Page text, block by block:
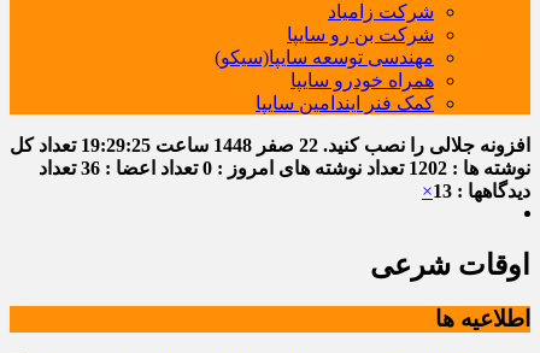
شرکت زامیاد
شرکت بن رو سایپا
مهندسی توسعه سایپا(سیکو)
همراه خودرو سایپا
کمک فنر ایندامین سایپا
افزونه جلالی را نصب کنید. 22 صفر 1448 ساعت 19:29:26 تعداد کل
نوشته ها : 1202
تعداد نوشته های امروز : 0 تعداد اعضا : 36
تعداد
دیدگاهها : 13
×
اوقات شرعی
اطلاعیه ها